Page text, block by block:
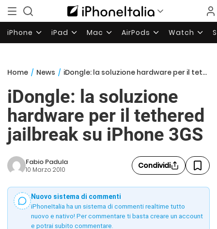
iPhone iPad Mac AirPods Watch
Home / News / iDongle: la soluzione hardware per il tethered jailbreak su iPhone 3GS
iDongle: la soluzione
hardware per il tethered
jailbreak su iPhone 3GS
Fabio Padula
10 Marzo 2010 Condividi
Nuovo sistema di commenti
iPhoneItalia ha un sistema di commenti realtime tutto
nuovo e nativo! Per commentare ti basta creare un account
e potrai subito commentare.